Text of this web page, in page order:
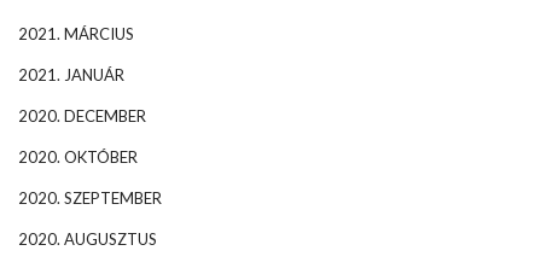
2021. MÁRCIUS
2021. JANUÁR
2020. DECEMBER
2020. OKTÓBER
2020. SZEPTEMBER
2020. AUGUSZTUS